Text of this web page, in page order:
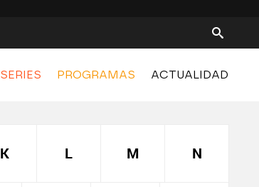
SERIES PROGRAMAS ACTUALIDAD
K L M N